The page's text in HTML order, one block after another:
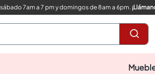
7am a 7 pm y domingos de 8am a 6pm.